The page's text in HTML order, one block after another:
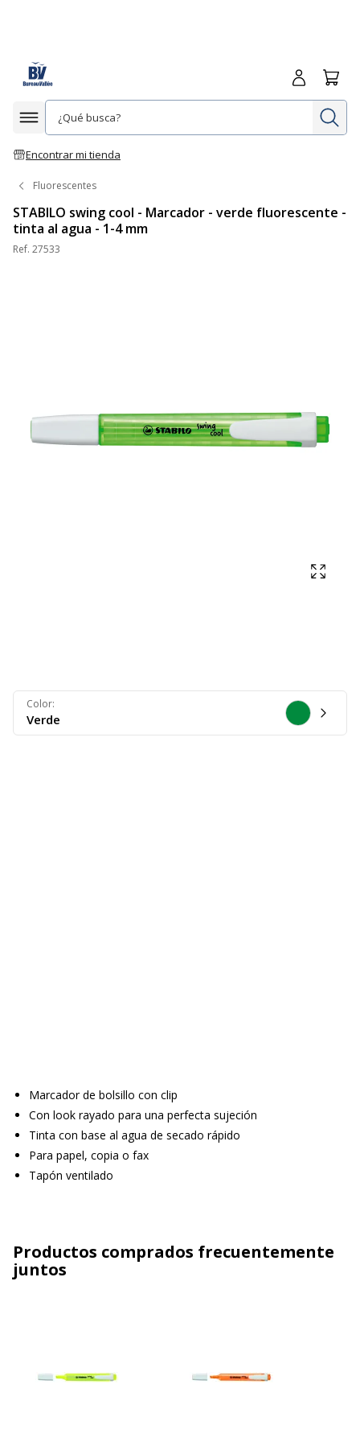
Afficher la navigation
Encontrar mi tienda
Iniciar
Fluorescentes
STABILO swing cool - Marcador - verde fluorescente -
tinta al agua - 1-4 mm
Ref. 27533
Color:
Verde
Marcador de bolsillo con clip
Con look rayado para una perfecta sujeción
Tinta con base al agua de secado rápido
Para papel, copia o fax
Tapón ventilado
Productos comprados frecuentemente
juntos